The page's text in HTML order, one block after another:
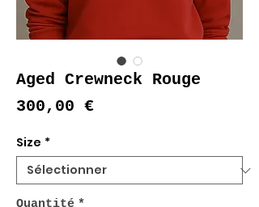
Aged Crewneck Rouge
300,00 €Prix
Size *
Quantité *